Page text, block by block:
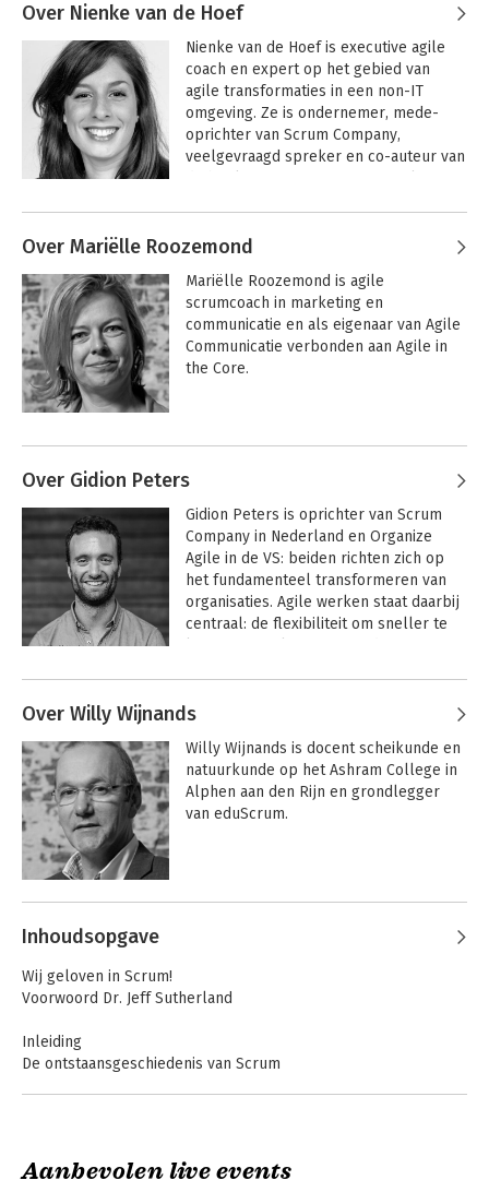
Scrum in actie
Activerende
werkvormen voor
bètadocenten
Starten met een
Professionele
Bekijk alle boeken
jongeren weer aan het lezen te krijgen.
voor zijn boek ‘Dertiendagh’ dat hij
samen schreef met YA-hit-vertaalster
Maria Postema, en een zilveren Effie-
award voor Tiny Forest.
Scrum in actie
Minibos in je tuin
Starten met een
Professionele
LeerGemeenschap
Bekijk alle boeken
Over Nienke van de Hoef
Nienke van de Hoef is executive agile
coach en expert op het gebied van
agile transformaties in een non-IT
omgeving. Ze is ondernemer, mede-
oprichter van Scrum Company,
veelgevraagd spreker en co-auteur van
sleutel is tot succesvolle duurzame
blije medewerkers. Nienke adviseert en
coacht management- en directieteams
in het bedrijfsleven en de non-
profitsector in hun rol bij agile
transformaties.
Hoef
Scrum in actie
Bekijk alle boeken
Over Mariëlle Roozemond
Mariëlle Roozemond is agile
scrumcoach in marketing en
communicatie en als eigenaar van Agile
Communicatie verbonden aan Agile in
the Core.
Andere boeken door Mariëlle
Scrum in actie
Bekijk alle boeken
Over Gidion Peters
Gidion Peters is oprichter van Scrum
Company in Nederland en Organize
Agile in de VS: beiden richten zich op
het fundamenteel transformeren van
organisaties. Agile werken staat daarbij
centraal: de flexibiliteit om sneller te
Agile HR en Agile Portfolio
nieuwe agile concepten en adviseert en
coacht hij teams en organisaties op hun
weg naar wendbaarheid. Gidion is co-
auteur van de boeken Scrum in actie en
Scrum in actie
Bekijk alle boeken
Over Willy Wijnands
Willy Wijnands is docent scheikunde en
natuurkunde op het Ashram College in
Alphen aan den Rijn en grondlegger
van eduScrum.
Andere boeken door Willy
Wijnands
Inhoudsopgave
Wij geloven in Scrum!
Voorwoord Dr. Jeff Sutherland
Inleiding
De ontstaansgeschiedenis van Scrum
1. Hoe werkt Scrum
Aanbevolen live events